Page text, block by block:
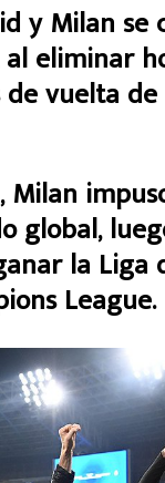
y Milan
al eliminar
vuelta
Milan
global,
la Liga
League.